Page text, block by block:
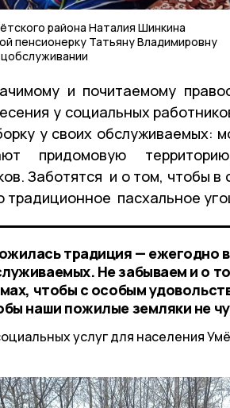
района Наталия Шинкина
пенсионерку Татьяну Владимировну
и почитаемому
у социальных
у своих обслуживаемых:
придомовую
Заботятся и о том, чтобы в
традиционное пасхальное
традиция — ежегодно
Не забываем и о
чтобы с особым
наши пожилые земляки не
услуг для населения